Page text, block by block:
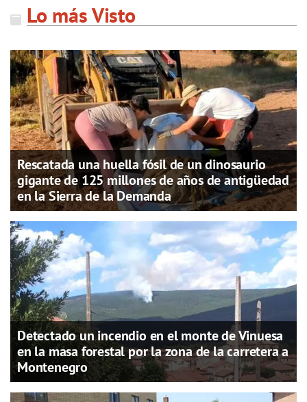
Lo más Visto
Rescatada una huella fósil de un dinosaurio
gigante de 125 millones de años de antigüedad
en la Sierra de la Demanda
Detectado un incendio en el monte de Vinuesa
en la masa forestal por la zona de la carretera a
Montenegro